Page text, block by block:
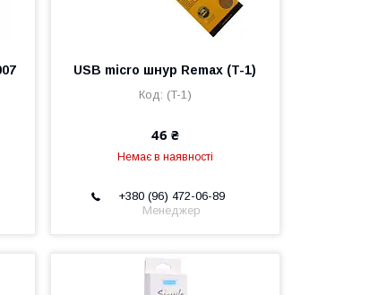
USB micro шнур Remax (T-1)
(T-1)
46 ₴
Немає в наявності
+380 (96) 472-06-89
Менеджер